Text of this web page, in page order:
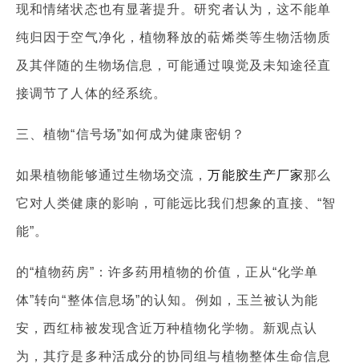
现和情绪状态也有显著提升。研究者认为，这不能单
纯归因于空气净化，植物释放的萜烯类等生物活物质
及其伴随的生物场信息，可能通过嗅觉及未知途径直
接调节了人体的经系统。
三、植物“信号场”如何成为健康密钥？
如果植物能够通过生物场交流，万能胶生产厂家那么
它对人类健康的影响，可能远比我们想象的直接、“智
能”。
的“植物药房”：许多药用植物的价值，正从“化学单
体”转向“整体信息场”的认知。例如，玉兰被认为能
安，西红柿被发现含近万种植物化学物。新观点认
为，其疗是多种活成分的协同组与植物整体生命信息